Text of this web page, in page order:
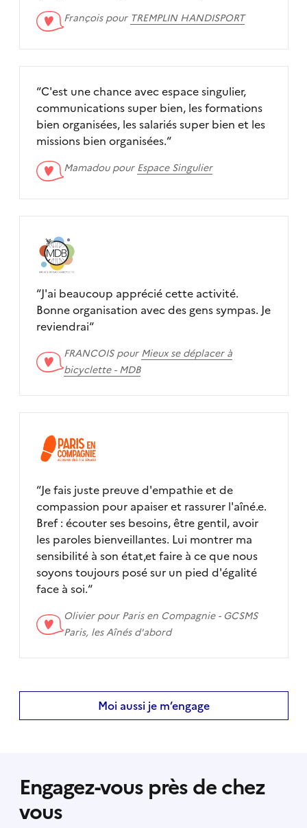
François pour TREMPLIN HANDISPORT
“C'est une chance avec espace singulier,
communications super bien, les formations
bien organisées, les salariés super bien et les
missions bien organisées.“
Mamadou pourEspace Singulier
“J'ai beaucoup apprécié cette activité.
Bonne organisation avec des gens sympas. Je
reviendrai“
FRANCOIS pourMieux se déplacer à
bicyclette - MDB
“Je fais juste preuve d'empathie et de
compassion pour apaiser et rassurer l'aîné.e.
Bref : écouter ses besoins, être gentil, avoir
les paroles bienveillantes. Lui montrer ma
sensibilité à son état,et faire à ce que nous
soyons toujours posé sur un pied d'égalité
face à soi.“
Olivier pourParis en Compagnie - GCSMS
Paris, les Aînés d'abord
Moi aussi je m’engage
Engagez-vous près de chez
vous